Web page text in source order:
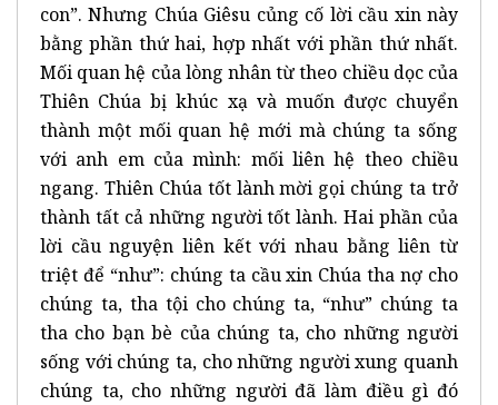
con”. Nhưng Chúa Giêsu củng cố lời cầu xin này
bằng phần thứ hai, hợp nhất với phần thứ nhất.
Mối quan hệ của lòng nhân từ theo chiều dọc của
Thiên Chúa bị khúc xạ và muốn được chuyển
thành một mối quan hệ mới mà chúng ta sống
với anh em của mình: mối liên hệ theo chiều
ngang. Thiên Chúa tốt lành mời gọi chúng ta trở
thành tất cả những người tốt lành. Hai phần của
lời cầu nguyện liên kết với nhau bằng liên từ
triệt để “như”: chúng ta cầu xin Chúa tha nợ cho
chúng ta, tha tội cho chúng ta, “như” chúng ta
tha cho bạn bè của chúng ta, cho những người
sống với chúng ta, cho những người xung quanh
chúng ta, cho những người đã làm điều gì đó